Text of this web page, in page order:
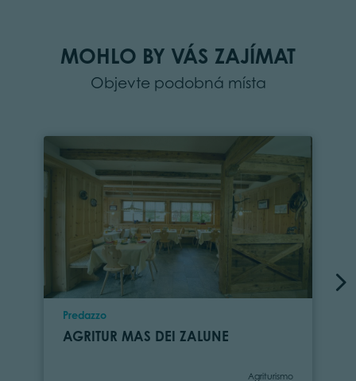
MOHLO BY VÁS ZAJÍMAT
Objevte podobná místa
Location
Predazzo
AGRITUR MAS DEI ZALUNE
Category
Agriturismo